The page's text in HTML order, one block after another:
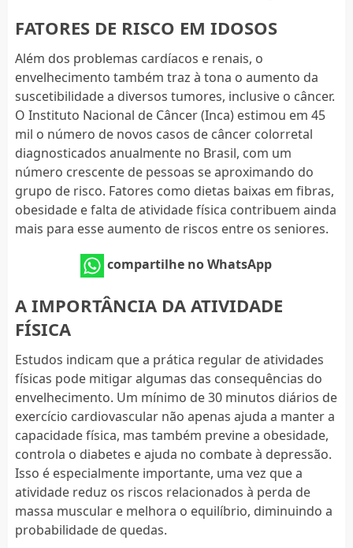
FATORES DE RISCO EM IDOSOS
Além dos problemas cardíacos e renais, o
envelhecimento também traz à tona o aumento da
suscetibilidade a diversos tumores, inclusive o câncer.
O Instituto Nacional de Câncer (Inca) estimou em 45
mil o número de novos casos de câncer colorretal
diagnosticados anualmente no Brasil, com um
número crescente de pessoas se aproximando do
grupo de risco. Fatores como dietas baixas em fibras,
obesidade e falta de atividade física contribuem ainda
mais para esse aumento de riscos entre os seniores.
compartilhe no WhatsApp
A IMPORTÂNCIA DA ATIVIDADE
FÍSICA
Estudos indicam que a prática regular de atividades
físicas pode mitigar algumas das consequências do
envelhecimento. Um mínimo de 30 minutos diários de
exercício cardiovascular não apenas ajuda a manter a
capacidade física, mas também previne a obesidade,
controla o diabetes e ajuda no combate à depressão.
Isso é especialmente importante, uma vez que a
atividade reduz os riscos relacionados à perda de
massa muscular e melhora o equilíbrio, diminuindo a
probabilidade de quedas.